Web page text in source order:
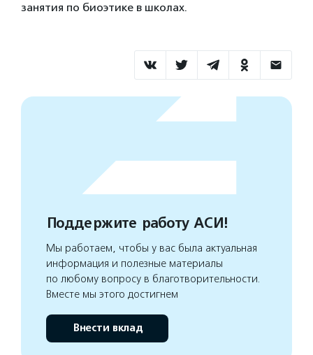
занятия по биоэтике в школах.
Поддержите работу АСИ!
Мы работаем, чтобы у вас была актуальная
информация и полезные материалы
по любому вопросу в благотворительности.
Вместе мы этого достигнем
Внести вклад